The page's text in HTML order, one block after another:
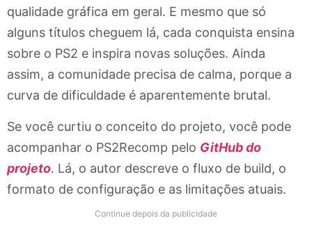
qualidade gráfica em geral. E mesmo que só
alguns títulos cheguem lá, cada conquista ensina
sobre o PS2 e inspira novas soluções. Ainda
assim, a comunidade precisa de calma, porque a
curva de dificuldade é aparentemente brutal.
Se você curtiu o conceito do projeto, você pode
acompanhar o PS2Recomp pelo GitHub do
projeto. Lá, o autor descreve o fluxo de build, o
formato de configuração e as limitações atuais.
Continue depois da publicidade